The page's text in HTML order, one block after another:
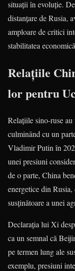
situații în evoluție.
distanțare de Rusia,
amploare de critici
stabilitatea
Relațiile
lor pentru
Relațiile sino-ruse
culminând cu un
Vladimir Putin în
unei presiuni
de o parte, China
energetice din Rusia,
susținătoare a unei
Declarația lui Xi
ca un semnal că
pe termen lung ale
exemplu, presiuni